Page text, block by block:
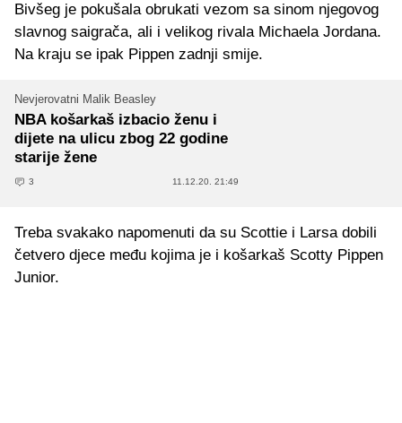
Bivšeg je pokušala obrukati vezom sa sinom njegovog
slavnog saigrača, ali i velikog rivala Michaela Jordana.
Na kraju se ipak Pippen zadnji smije.
Nevjerovatni Malik Beasley
NBA košarkaš izbacio ženu i
dijete na ulicu zbog 22 godine
starije žene
3 11.12.20. 21:49
Treba svakako napomenuti da su Scottie i Larsa dobili
četvero djece među kojima je i košarkaš Scotty Pippen
Junior.